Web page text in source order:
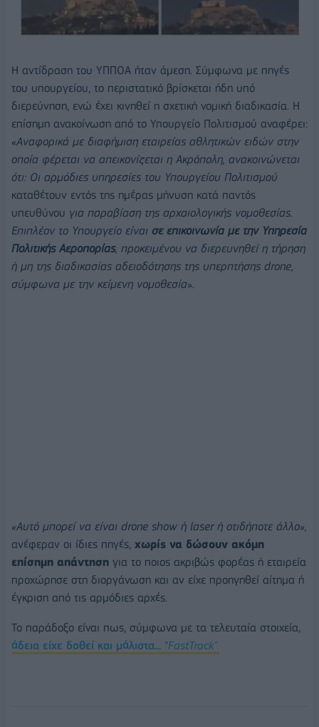
Η αντίδραση του ΥΠΠΟΑ ήταν άμεση. Σύμφωνα με πηγές
του υπουργείου, το περιστατικό βρίσκεται ήδη υπό
διερεύνηση, ενώ έχει κινηθεί η σχετική νομική διαδικασία. Η
επίσημη ανακοίνωση από το Υπουργείο Πολιτισμού αναφέρει:
«Αναφορικά με διαφήμιση εταιρείας αθλητικών ειδών στην
οποία φέρεται να απεικονίζεται η Ακρόπολη, ανακοινώνεται
ότι: Οι αρμόδιες υπηρεσίες του Υπουργείου Πολιτισμού
καταθέτουν εντός της ημέρας μήνυση κατά παντός
υπευθύνου για παραβίαση της αρχαιολογικής νομοθεσίας.
Επιπλέον το Υπουργείο είναι σε επικοινωνία με την Υπηρεσία
Πολιτικής Αεροπορίας, προκειμένου να διερευνηθεί η τήρηση
ή μη της διαδικασίας αδειοδότησης της υπερπτήσης drone,
σύμφωνα με την κείμενη νομοθεσία».
«Αυτό μπορεί να είναι drone show ή laser ή οτιδήποτε άλλο»,
ανέφεραν οι ίδιες πηγές, χωρίς να δώσουν ακόμη
επίσημη απάντηση για το ποιος ακριβώς φορέας ή εταιρεία
προχώρησε στη διοργάνωση και αν είχε προηγηθεί αίτημα ή
έγκριση από τις αρμόδιες αρχές.
Το παράδοξο είναι πως, σύμφωνα με τα τελευταία στοιχεία,
άδεια είχε δοθεί και μάλιστα... "FastTrack".